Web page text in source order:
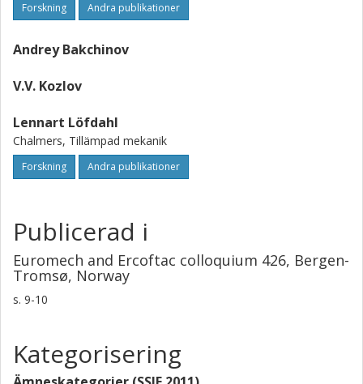
Forskning Andra publikationer
Andrey Bakchinov
V.V. Kozlov
Lennart Löfdahl
Chalmers, Tillämpad mekanik
Forskning Andra publikationer
Publicerad i
Euromech and Ercoftac colloquium 426, Bergen-
Tromsø, Norway
s. 9-10
Kategorisering